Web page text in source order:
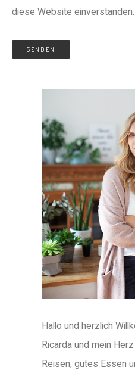
diese Website einverstanden.
Hallo und herzlich
Ricarda und mein
Reisen, gutes Essen